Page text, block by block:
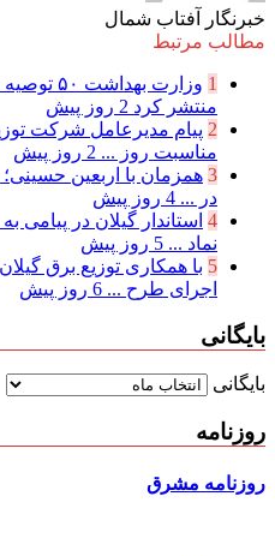
خبرنگار آفتاب شمال
مطالب مرتبط
1
وزارت
منتشر کرد 2 روز پیش
2 پیام مدیرعامل شركت
مناسبت روز ... 2 روز پیش
3 همزمان با اربعین حسینی؛
در ... 4 روز پیش
4 استاندار گیلان در پیامی
نماد ... 5 روز پیش
5 با همکاری توزیع برق
اجرای طرح ... 6 روز پیش
بایگانی
بایگانی
روزنامه
روزنامه مشرق